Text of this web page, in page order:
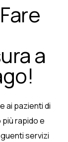
a
ai pazienti di
rapido e
servizi